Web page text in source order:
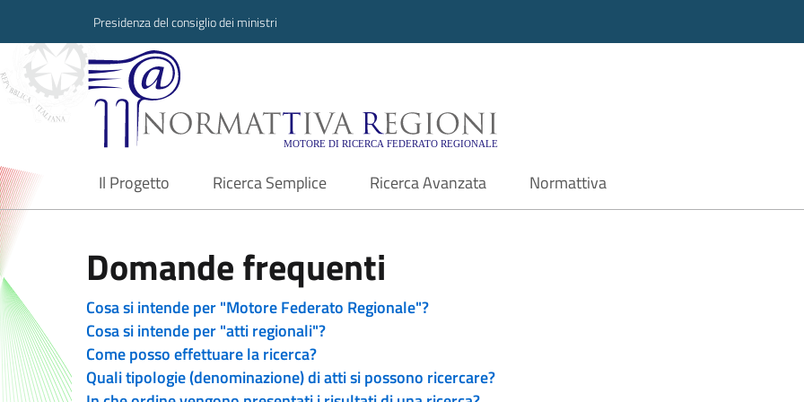
Presidenza del consiglio dei ministri
Normattiva Regioni - Motore di ricerca
Il Progetto
current Ricerca Semplice Ricerca Avanzata Normattiva
Domande frequenti
Cosa si intende per "Motore Federato Regionale"?
Cosa si intende per "atti regionali"?
Come posso effettuare la ricerca?
Quali tipologie (denominazione) di atti si possono ricercare?